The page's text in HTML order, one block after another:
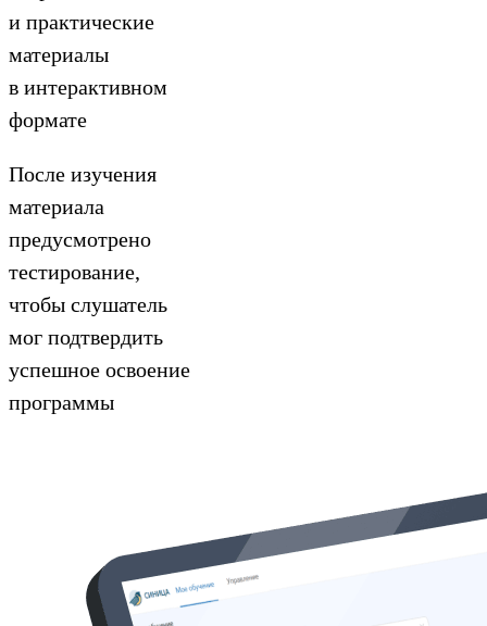
и практические
материалы
в интерактивном
формате
После изучения
материала
предусмотрено
тестирование,
чтобы слушатель
мог подтвердить
успешное освоение
программы